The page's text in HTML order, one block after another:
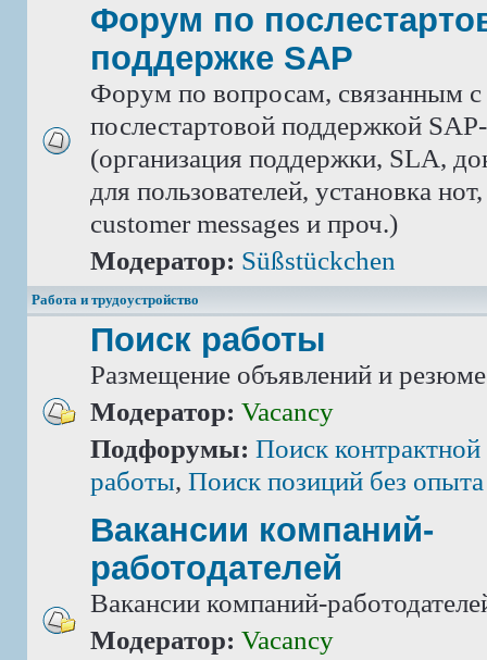
Форум по
поддержке SAP
Форум по вопросам, связанным с
послестартовой поддержкой
(организация поддержки, SLA,
для пользователей, установка
customer messages и проч.)
Модератор: Süßstückchen
Работа и трудоустройство
Поиск работы
Размещение объявлений и резюме
Модератор: Vacancy
Подфорумы: Поиск
работы, Поиск позиций без
Вакансии компаний-
работодателей
Вакансии компаний-
Модератор: Vacancy